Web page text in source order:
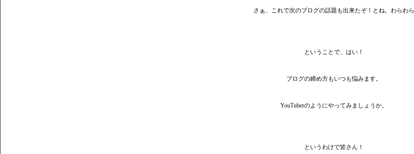
さぁ、これで次のブログの話題も出来たぞ！とね。わらわら
ということで、はい！
ブログの締め方もいつも悩みます。
YouTuberのようにやってみましょうか。
というわけで皆さん！